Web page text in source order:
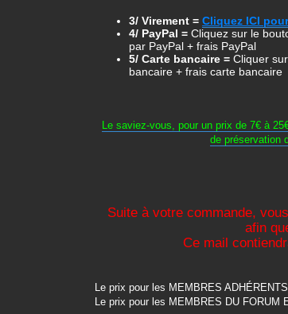
3/ Virement =Cliquez ICI
4/ PayPal =Cliquez sur le
par PayPal + frais PayPal
5/ Carte bancaire =Cliquer
bancaire + frais carte bancaire
Le saviez-vous, pour un prix de 7€ à
de préservation
Suite à votre commande,
afin
Ce mail
Le prix pour les MEMBRES
Le prix pour les MEMBRES DU FORUM